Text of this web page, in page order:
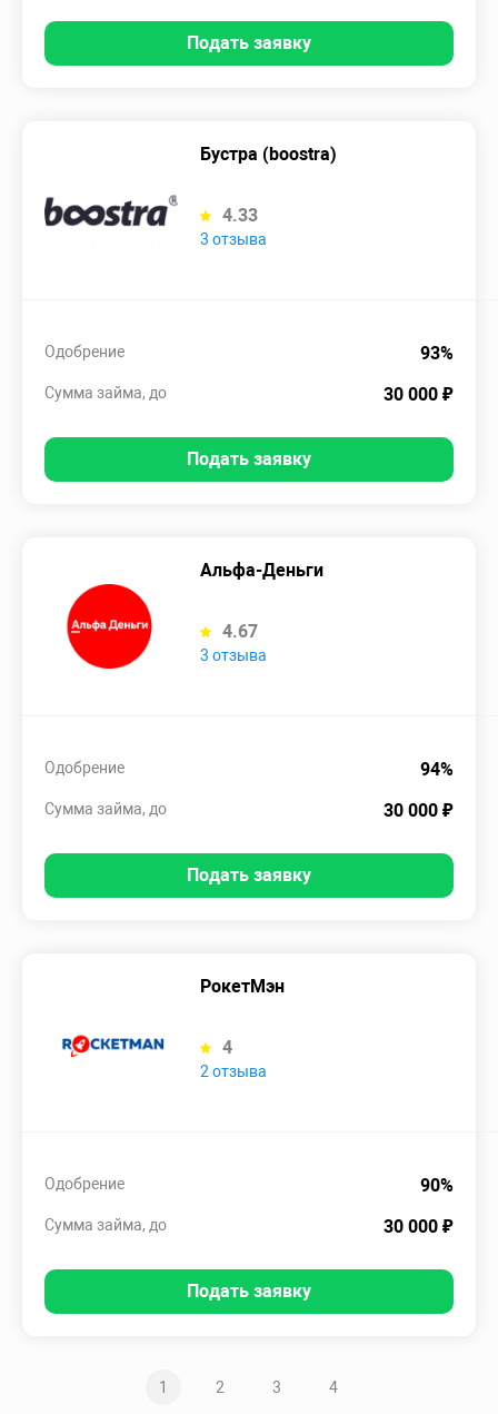
Подать заявку
Бустра (boostra)
4.33
3 отзыва
93%
Одобрение
30 000 ₽
Сумма займа, до
Подать заявку
Альфа-Деньги
4.67
3 отзыва
94%
Одобрение
30 000 ₽
Сумма займа, до
Подать заявку
РокетМэн
4
2 отзыва
90%
Одобрение
30 000 ₽
Сумма займа, до
Подать заявку
1 2 3 4